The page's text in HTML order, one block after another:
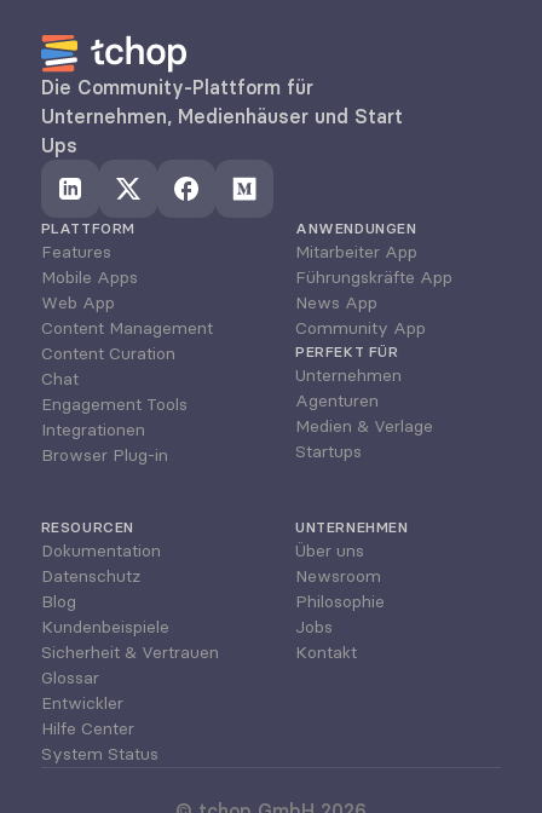
Die Community-Plattform für
Unternehmen, Medienhäuser und Start
Ups
PLATTFORM
Features
Mobile Apps
Web App
Content Management
Content Curation
Chat
Engagement Tools
Integrationen
Browser Plug-in
ANWENDUNGEN
Mitarbeiter App
Führungskräfte App
News App
Community App
PERFEKT FÜR
Unternehmen
Agenturen
Medien & Verlage
Startups
RESOURCEN
Dokumentation
Datenschutz
Blog
Kundenbeispiele
Sicherheit & Vertrauen
Glossar
Entwickler
Hilfe Center
System Status
UNTERNEHMEN
Über uns
Newsroom
Philosophie
Jobs
Kontakt